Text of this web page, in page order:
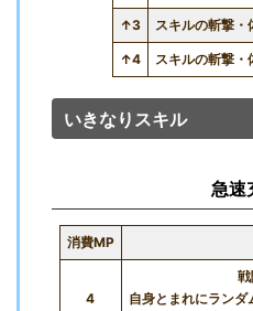
↑3 スキルの斬撃・
↑4 スキルの斬撃・
いきなりスキル
急速
消費MP
4
自身とまれにラン